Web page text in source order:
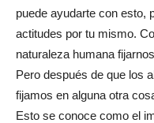
puede ayudarte con esto,
actitudes por tu mismo.
naturaleza humana
Pero después de que los
fijamos en alguna otra
Esto se conoce como el